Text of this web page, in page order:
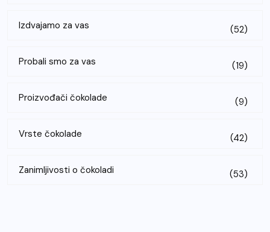
Izdvajamo za vas (52)
Probali smo za vas (19)
Proizvođači čokolade (9)
Vrste čokolade (42)
Zanimljivosti o čokoladi (53)